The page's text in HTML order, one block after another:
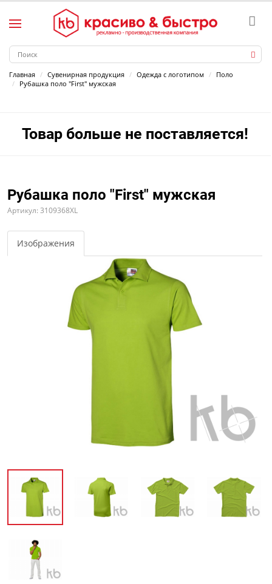
Главная Сувенирная продукция Одежда с логотипом
Поло
Рубашка поло "First" мужская
Товар больше не поставляется!
Рубашка поло "First" мужская
Артикул: 3109368XL
Изображения